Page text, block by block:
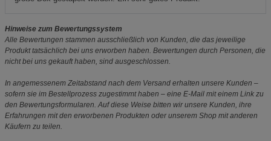
Hinweise zum Bewertungssystem
Alle Bewertungen stammen ausschließlich von Kunden, die das jeweilige
Produkt tatsächlich bei uns erworben haben. Bewertungen durch Personen, die
nicht bei uns gekauft haben, sind ausgeschlossen.
In angemessenem Zeitabstand nach dem Versand erhalten unsere Kunden –
sofern sie im Bestellprozess zugestimmt haben – eine E-Mail mit einem Link zu
den Bewertungsformularen. Auf diese Weise bitten wir unsere Kunden, ihre
Erfahrungen mit den erworbenen Produkten oder unserem Shop mit anderen
Käufern zu teilen.